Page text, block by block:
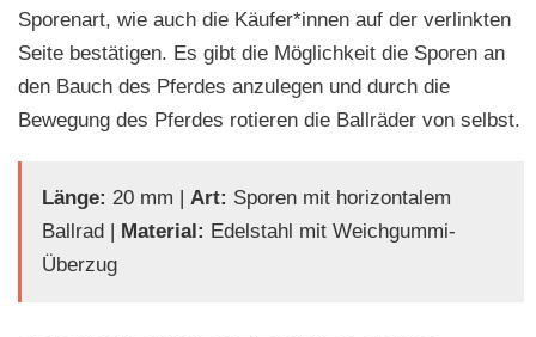
Sporenart, wie auch die Käufer*innen auf der verlinkten
Seite bestätigen. Es gibt die Möglichkeit die Sporen an
den Bauch des Pferdes anzulegen und durch die
Bewegung des Pferdes rotieren die Ballräder von selbst.
Länge: 20 mm | Art: Sporen mit horizontalem
Ballrad |
Material: Edelstahl mit Weichgummi-
Überzug